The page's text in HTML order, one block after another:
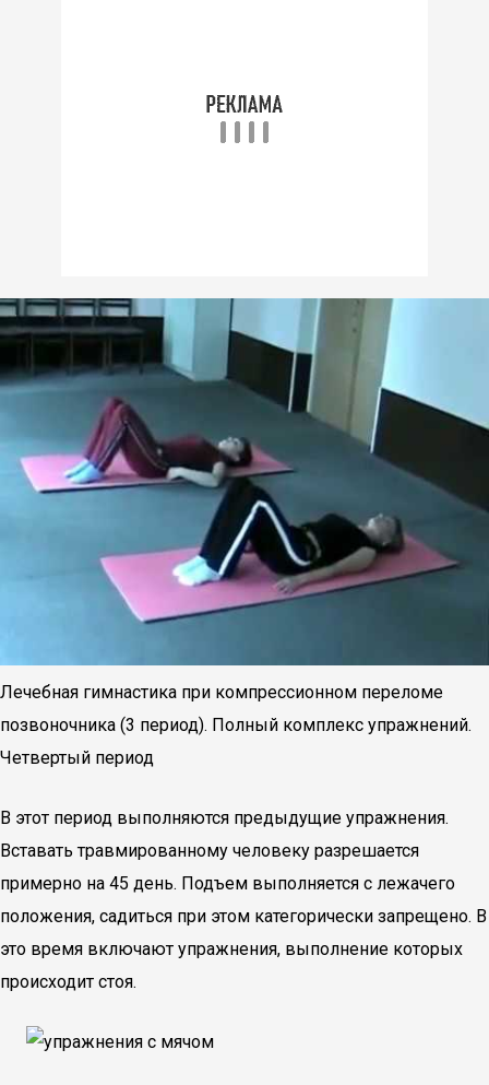
Лечебная гимнастика при компрессионном переломе
позвоночника (3 период). Полный комплекс упражнений.
Четвертый период
В этот период выполняются предыдущие упражнения.
Вставать травмированному человеку разрешается
примерно на 45 день. Подъем выполняется с лежачего
положения, садиться при этом категорически запрещено. В
это время включают упражнения, выполнение которых
происходит стоя.